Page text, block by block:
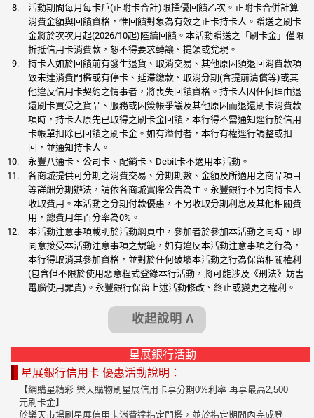
活動期間每月每卡戶(正附卡合計)限擇優回饋乙次。正附卡合併計算
消費金額與回饋資格，惟回饋對象為有效之正卡持卡人。贈送之刷卡
金將於次次月起(2026/10起)陸續回饋。本活動贈送之「刷卡金」僅限
折抵信用卡消費款，恕不得要求轉讓、提領或兌現。
持卡人如於回饋前有發生退貨、取消交易、其他原因須退回消費款項
致未達消費門檻或有停卡、延滯繳款、取消分期(含提前清償等)或其
他違反信用卡契約之情事者，將喪失回饋資格。持卡人因任何理由退
還刷卡買受之貨品、服務或因簽帳爭議及其他原因而退還刷卡消費款
項時，持卡人原先已取得之刷卡金回饋，本行得不需通知逕行於信用
卡帳單扣除已回饋之刷卡金。如有溢付者，本行有權逕行調整或扣
回，並通知持卡人。
永豐八通卡、公司卡、配銷卡、Debit卡不適用本活動。
各商城提供可分期之消費交易、分期期數、金額及所適用之商品項目
等詳細分期辦法，請依各商城實際公告為主。永豐銀行不另向持卡人
收取費用。本活動之分期付款優惠，不另收取分期利息及其他相關費
用，總費用年百分率為0%。
本活動注意事項載明於活動網頁中，參加者於參加本活動之同時，即
同意接受本活動注意事項之規範，如有違反本活動注意事項之行為，
本行得取消其參加資格，並對於任何破壞本活動之行為保留相關權利
(包含但不限於使用惡意程式登錄本行活動，將可能涉及《刑法》妨害
電腦使用罪責)。永豐銀行保留上述活動修改、終止或變更之權利。
收起說明 Λ
星展銀行活動
星展銀行信用卡 優惠活動說明：
【網購星精彩 樂天購物刷星展信用卡享分期0%利率 再享最高2,500
元刷卡金】
於樂天市場刷星展信用卡消費達指定門檻，並於指定期間內完成登